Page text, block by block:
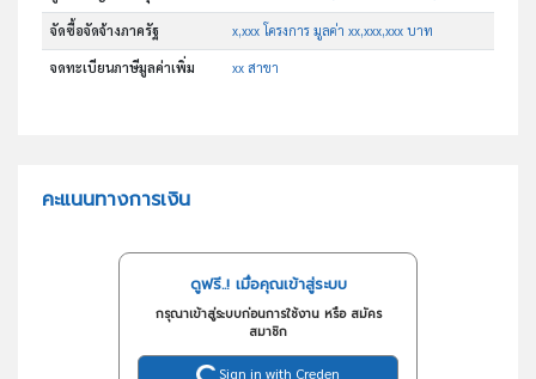
จัดซื้อจัดจ้างภาครัฐ x,xxx โครงการ มูลค่า xx,xxx,xxx บาท
จดทะเบียนภาษีมูลค่าเพิ่ม xx สาขา
คะแนนทางการเงิน
ดูฟรี..! เมื่อคุณเข้าสู่ระบบ
กรุณาเข้าสู่ระบบก่อนการใช้งาน หรือ สมัคร
สมาชิก
Sign in with Creden